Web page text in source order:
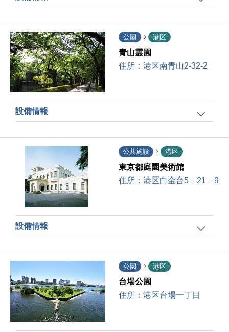
公園 港区
青山霊園
住所： 港区南青山2-32-2
設備情報
公共施設 港区
東京都庭園美術館
住所： 港区白金台5－21－9
設備情報
公園 港区
台場公園
住所： 港区台場一丁目